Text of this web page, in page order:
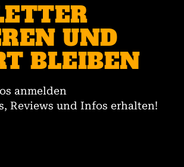
UND
BLEIBEN
anmelden
Reviews und Infos erhalten!